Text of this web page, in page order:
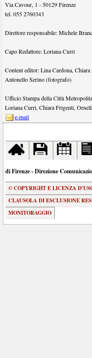
Via Cavour, 1 - 50129 Firenze
tel.055 2760343
Direttore responsabile:Michele
Capo Redattore:Loriana Curri
Content editor:Lina Cardona,
Antonello Serino (fotografo)
Ufficio Stampa della Città
Loriana Curri,Chiara Frigenti,
e-mail
di Firenze - Direzione
© COPYRIGHT E LICENZA
CLAUSOLA DI ESCLUSIONE
MONITORAGGIO